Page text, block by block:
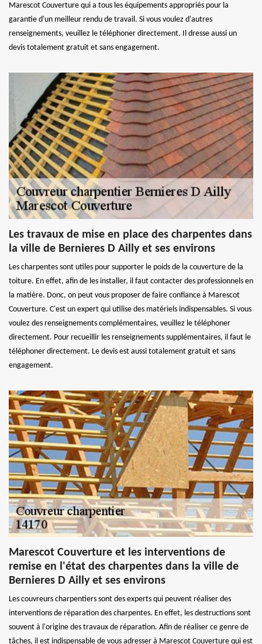
Marescot Couverture qui a tous les équipements appropriés pour la
garantie d'un meilleur rendu de travail. Si vous voulez d'autres
renseignements, veuillez le téléphoner directement. Il dresse aussi un
devis totalement gratuit et sans engagement.
Les travaux de mise en place des charpentes dans
la ville de Bernieres D Ailly et ses environs
Les charpentes sont utiles pour supporter le poids de la couverture de la
toiture. En effet, afin de les installer, il faut contacter des professionnels en
la matière. Donc, on peut vous proposer de faire confiance à Marescot
Couverture. C'est un expert qui utilise des matériels indispensables. Si vous
voulez des renseignements complémentaires, veuillez le téléphoner
directement. Pour recueillir les renseignements supplémentaires, il faut le
téléphoner directement. Le devis est aussi totalement gratuit et sans
engagement.
Marescot Couverture et les interventions de
remise en l'état des charpentes dans la ville de
Bernieres D Ailly et ses environs
Les couvreurs charpentiers sont des experts qui peuvent réaliser des
interventions de réparation des charpentes. En effet, les destructions sont
souvent à l'origine des travaux de réparation. Afin de réaliser ce genre de
tâches, il est indispensable de vous adresser à Marescot Couverture qui est